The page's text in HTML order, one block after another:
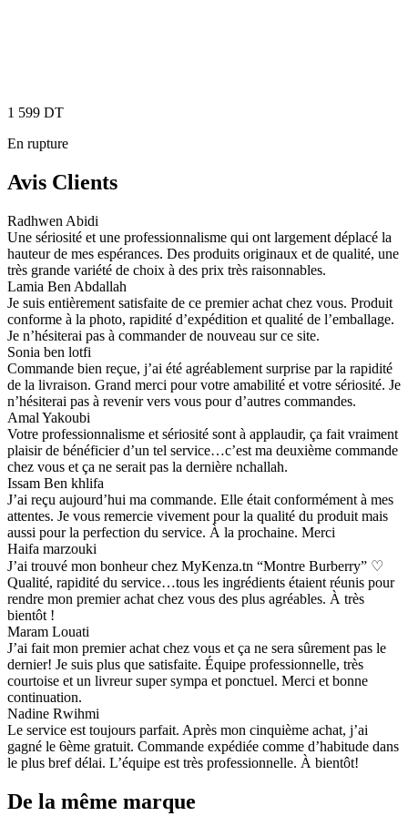
1 599 DT
En rupture
Avis Clients
Radhwen Abidi
Une sériosité et une professionnalisme qui ont largement déplacé la
hauteur de mes espérances. Des produits originaux et de qualité, une
très grande variété de choix à des prix très raisonnables.
Lamia Ben Abdallah
Je suis entièrement satisfaite de ce premier achat chez vous. Produit
conforme à la photo, rapidité d’expédition et qualité de l’emballage.
Je n’hésiterai pas à commander de nouveau sur ce site.
Sonia ben lotfi
Commande bien reçue, j’ai été agréablement surprise par la rapidité
de la livraison. Grand merci pour votre amabilité et votre sériosité. Je
n’hésiterai pas à revenir vers vous pour d’autres commandes.
Amal Yakoubi
Votre professionnalisme et sériosité sont à applaudir, ça fait vraiment
plaisir de bénéficier d’un tel service…c’est ma deuxième commande
chez vous et ça ne serait pas la dernière nchallah.
Issam Ben khlifa
J’ai reçu aujourd’hui ma commande. Elle était conformément à mes
attentes. Je vous remercie vivement pour la qualité du produit mais
aussi pour la perfection du service. À la prochaine. Merci
Haifa marzouki
J’ai trouvé mon bonheur chez MyKenza.tn “Montre Burberry” ♡
Qualité, rapidité du service…tous les ingrédients étaient réunis pour
rendre mon premier achat chez vous des plus agréables. À très
bientôt !
Maram Louati
J’ai fait mon premier achat chez vous et ça ne sera sûrement pas le
dernier! Je suis plus que satisfaite. Équipe professionnelle, très
courtoise et un livreur super sympa et ponctuel. Merci et bonne
continuation.
Nadine Rwihmi
Le service est toujours parfait. Après mon cinquième achat, j’ai
gagné le 6ème gratuit. Commande expédiée comme d’habitude dans
le plus bref délai. L’équipe est très professionnelle. À bientôt!
De la même marque